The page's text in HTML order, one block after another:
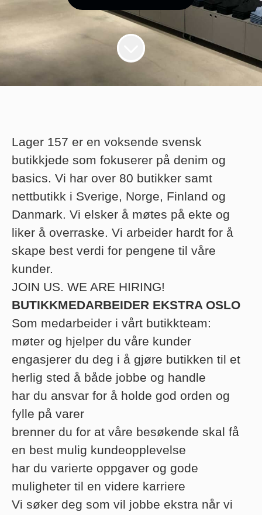
Lager 157 er en voksende svensk
butikkjede som fokuserer på denim og
basics. Vi har over 80 butikker samt
nettbutikk i Sverige, Norge, Finland og
Danmark. Vi elsker å møtes på ekte og
liker å overraske. Vi arbeider hardt for å
skape best verdi for pengene til våre
kunder.
JOIN US. WE ARE HIRING!
BUTIKKMEDARBEIDER EKSTRA OSLO
Som medarbeider i vårt butikkteam:
møter og hjelper du våre kunder
engasjerer du deg i å gjøre butikken til et
herlig sted å både jobbe og handle
har du ansvar for å holde god orden og
fylle på varer
brenner du for at våre besøkende skal få
en best mulig kundeopplevelse
har du varierte oppgaver og gode
muligheter til en videre karriere
Vi søker deg som vil jobbe ekstra når vi